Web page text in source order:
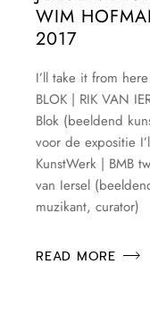
WIM
2017
I’ll take it from
BLOK | RIK VAN
Blok (beeldend
voor de expositie
KunstWerk | BMB
van Iersel
muzikant, curator)
READ MORE